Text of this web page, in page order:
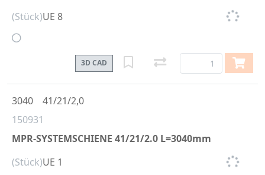
(Stück)UE 8
3D CAD
150931
MPR-SYSTEMSCHIENE 41/21/2.0 L=3040mm
3040 41/21/2,0
(Stück)UE 1